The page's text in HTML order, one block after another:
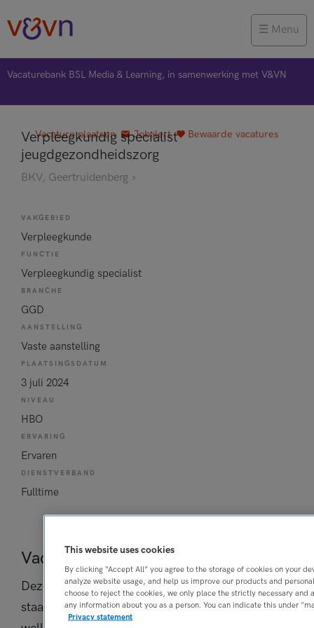
Menu
Vacaturebank BSL Media & Learning, in samenwerking met V&VN
Vacature plaatsen Jobalert Bewaarde vacatures
Verpleegkundig specialist
jeugdgezondheidszorg
BKV, Geertruidenberg
VAKGEBIED
Verpleegkunde
FUNCTIE
Verpleegkundig specialist
BRANCHE
GGD
AANSTELLING
Vaste aanstelling
PLAATSINGSDATUM
3 juli 2024
NIVEAU
HBO
ERVARING
Ervaren
DIENSTVERBAND
Fulltime
Vacature niet beschikbaar
Deze vacature bij is niet meer actueel. Hieronder
staan enkele vergelijkbare vacatures die voor u
This website uses cookies
By clicking “Accept All” you agree to the storage of cookies on your
analyze website usage, and help us improve our products and
choose to reject the cookies, we only place the strictly necessary and
any information about you as a person. You can indicate this under
Privacy statement